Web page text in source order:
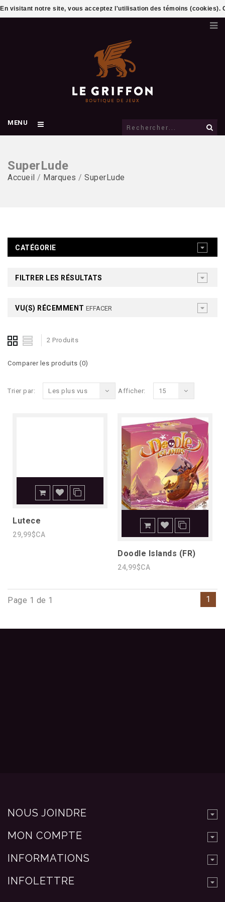
MENU
SuperLude
Accueil / Marques / SuperLude
CATÉGORIE
FILTRER LES RÉSULTATS
VU(S) RÉCEMMENT EFFACER
2 Produits
Comparer les produits (0)
Trier par: Les plus vus Afficher: 15
Lutece
29,99$CA
Doodle Islands (FR)
24,99$CA
Page 1 de 1 1
NOUS JOINDRE
MON COMPTE
INFORMATIONS
INFOLETTRE
En visitant notre site, vous acceptez l'utilisation des témoins